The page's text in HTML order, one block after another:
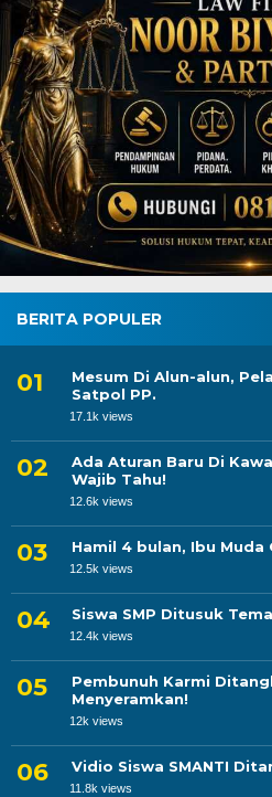
BERITA POPULER
Mesum Di Alun-alun,
Satpol PP.
17.1k views
Ada Aturan Baru Di
Wajib Tahu!
12.6k views
Hamil 4 bulan, Ibu Muda
12.5k views
Siswa SMP Ditusuk
12.4k views
Pembunuh Karmi
Menyeramkan!
12k views
Vidio Siswa SMANTI
11.8k views